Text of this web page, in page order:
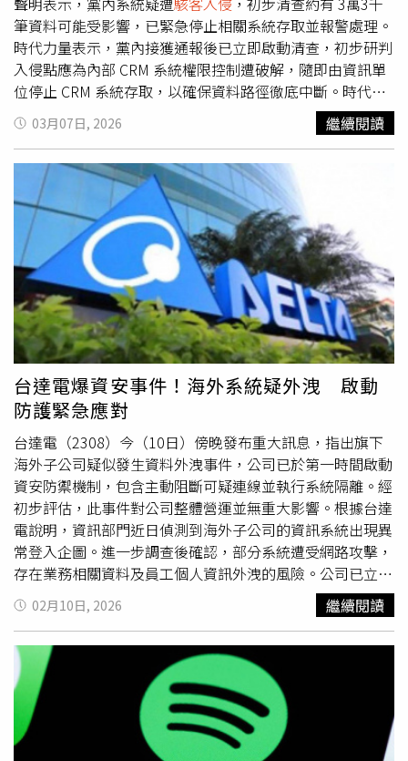
調查也發現，歐爾森等政府內部官員曾重新檢視長期被否決
的選舉舞弊指控，並試圖尋找所謂「外國對手」介入投票系
統的證據，例如主權投票系統曾被委內瑞拉人控制的程式碼
感染，並在2020年從川普手中竊取選舉等陰謀論。然而，
自2020年以來的多次調查與訴訟，均未發現任何證據顯示
主權投票系統遭駭客入侵
。2023年，親共和黨的保守派媒
體《福斯新聞》還因散播不實選舉指控，在誹謗案中向主權
投票系統公司支付了7億8700萬美元和解金。但川普本人仍
持續重申相關指控，最近1次是在5月12日，他轉發1段6年
前右翼媒體《美國第一新聞網》（One America News
Network）主持人宣稱，主權投票系統刪除了數百萬張選票
的影片。
負面批評，韓國個資委回應，目前罰鍰上限為相關總營收的
3%，係依現行法規進行裁罰。未來計畫將針對重複發生重
大疏失或大規模洩漏事件的業者，將罰鍰上限提高至營收的
10%，並持續研擬各項制度改善措施，以確保類似情事不再
發生。
筆資料可能受影響，已緊急停止相關系統存取並報警處理。
時代力量表示，黨內接獲通報後已立即啟動清查，初步研判
入侵點應為內部 CRM 系統權限控制遭破解，隨即由資訊單
位停止 CRM 系統存取，以確保資料路徑徹底中斷。時代力
量指出，黨方也已主動通報主管機關內政部，並針對系統遭
破解入侵、疑似竊取個資一事報警處理。有關此次系統個資
含姓名、電子郵件、電話、居住地址、Line ID、職業、生日
及性別。不過時代力量強調，影響範疇並不包含身分證字
號、銀行帳號、登入密碼或任何信用卡財務資訊。時代力量
說明，預計將於下週五（3 月 14 日）前，透過電子郵件或
簡訊主動通知受影響當事人。由於外洩資料包含電話與少數
Line ID，也提醒支持者，若近期接獲冒用時代力量名義的不
明來電或社交軟體請求，務必提高警覺。時代力量指出，根
據資安調查顯示，疑涉及此案的國外論壇「LeakBase」已
於本週由美國司法部（DOJ）與歐洲刑警組織（Europol）
等 14 國執法機構聯手下架，並查扣相關資料庫。該跨國行
動已有效遏止資料在該平台上的擴散，黨方也將持續關注後
續動向。時代力量最後表示，感謝支持者與媒體第一時間的
示警與詢問，讓黨部得以及時採取阻斷行動。時代力量深知
個資保護責任重大，對於未能完善守護支持者個資再次表達
誠摯歉意，並強調不會迴避問題，將持續強化資安防護韌
性，以最積極的態度修復漏洞，落實後續當事人通知與個資
保護作為。
03月07日, 2026 繼續閱讀
台達電爆資安事件！海外系統疑外洩 啟動
防護緊急應對
台達電（2308）今（10日）傍晚發布重大訊息，指出旗下
海外子公司疑似發生資料外洩事件，公司已於第一時間啟動
資安防禦機制，包含主動阻斷可疑連線並執行系統隔離。經
初步評估，此事件對公司整體營運並無重大影響。根據台達
電說明，資訊部門近日偵測到海外子公司的資訊系統出現異
常登入企圖。進一步調查後確認，部分系統遭受網路攻擊，
存在業務相關資料及員工個人資訊外洩的風險。公司已立即
展開資安防護程序，並加強監控異常行為，以維持資訊系統
的安全穩定。台達電表示，事件發生後，已同步與專業資安
顧問合作，完成系統的全面清查與風險評估。目前所有受影
響系統均已完成資安檢視並恢復正常運作。公司也指出，海
外子公司營運未受影響，整體資訊系統亦維持正常。面對此
次疑似
事件，台達電強調，已採取多項即時應對措
施，並持續強化網路監控與存取權限管理，提升整體資訊基
礎架構的資安防護能力，以防範未來類似風險發生。
02月10日, 2026 繼續閱讀